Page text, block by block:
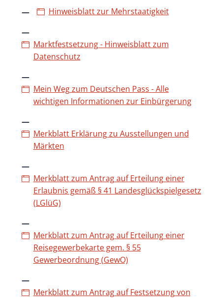
Hinweisblatt zur Mehrstaatigkeit
Marktfestsetzung - Hinweisblatt zum
Datenschutz
Mein Weg zum Deutschen Pass - Alle
wichtigen Informationen zur Einbürgerung
Merkblatt Erklärung zu Ausstellungen und
Märkten
Merkblatt zum Antrag auf Erteilung einer
Erlaubnis gemäß § 41 Landesglückspielgesetz
(LGlüG)
Merkblatt zum Antrag auf Erteilung einer
Reisegewerbekarte gem. § 55
Gewerbeordnung (GewO)
Merkblatt zum Antrag auf Festsetzung von